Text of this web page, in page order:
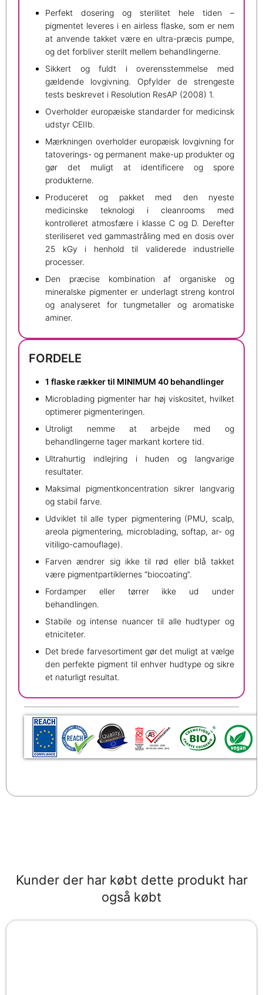
Perfekt dosering og sterilitet hele tiden –
pigmentet leveres i en airless flaske, som er nem
at anvende takket være en ultra-præcis pumpe,
og det forbliver sterilt mellem behandlingerne.
Sikkert og fuldt i overensstemmelse med
gældende lovgivning. Opfylder de strengeste
tests beskrevet i Resolution ResAP (2008) 1.
Overholder europæiske standarder for medicinsk
udstyr CEIIb.
Mærkningen overholder europæisk lovgivning for
tatoverings- og permanent make-up produkter og
gør det muligt at identificere og spore
produkterne.
Produceret og pakket med den nyeste
medicinske teknologi i cleanrooms med
kontrolleret atmosfære i klasse C og D. Derefter
steriliseret ved gammastråling med en dosis over
25 kGy i henhold til validerede industrielle
processer.
Den præcise kombination af organiske og
mineralske pigmenter er underlagt streng kontrol
og analyseret for tungmetaller og aromatiske
aminer.
FORDELE
1 flaske rækker til MINIMUM 40 behandlinger
Microblading pigmenter har høj viskositet, hvilket
optimerer pigmenteringen.
Utroligt nemme at arbejde med og
behandlingerne tager markant kortere tid.
Ultrahurtig indlejring i huden og langvarige
resultater.
Maksimal pigmentkoncentration sikrer langvarig
og stabil farve.
Udviklet til alle typer pigmentering (PMU, scalp,
areola pigmentering, microblading, softap, ar- og
vitiligo-camouflage).
Farven ændrer sig ikke til rød eller blå takket
være pigmentpartiklernes “biocoating”.
Fordamper eller tørrer ikke ud under
behandlingen.
Stabile og intense nuancer til alle hudtyper og
etniciteter.
Det brede farvesortiment gør det muligt at vælge
den perfekte pigment til enhver hudtype og sikre
et naturligt resultat.
Kunder der har købt dette produkt har
også købt